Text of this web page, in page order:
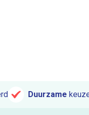
Duurzame